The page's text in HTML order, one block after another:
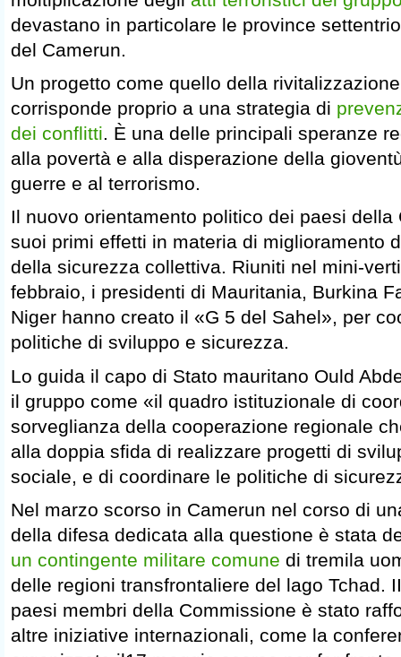
devastano in particolare le province
del Camerun.
Un progetto come quello della
corrisponde proprio a una strategia di
dei conflitti. È una delle principali speranze
alla povertà e alla disperazione della
guerre e al terrorismo.
Il nuovo orientamento politico dei paesi della
suoi primi effetti in materia di miglioramento
della sicurezza collettiva. Riuniti nel mini-
febbraio, i presidenti di Mauritania, Burkina
Niger hanno creato il «G 5 del Sahel», per
politiche di sviluppo e sicurezza.
Lo guida il capo di Stato mauritano Ould
il gruppo come «il quadro istituzionale di
sorveglianza della cooperazione regionale
alla doppia sfida di realizzare progetti di
sociale, e di coordinare le politiche di
Nel marzo scorso in Camerun nel corso di
della difesa dedicata alla questione è stata
un contingente militare comune di tremila
delle regioni transfrontaliere del lago Tchad.
paesi membri della Commissione è stato
altre iniziative internazionali, come la